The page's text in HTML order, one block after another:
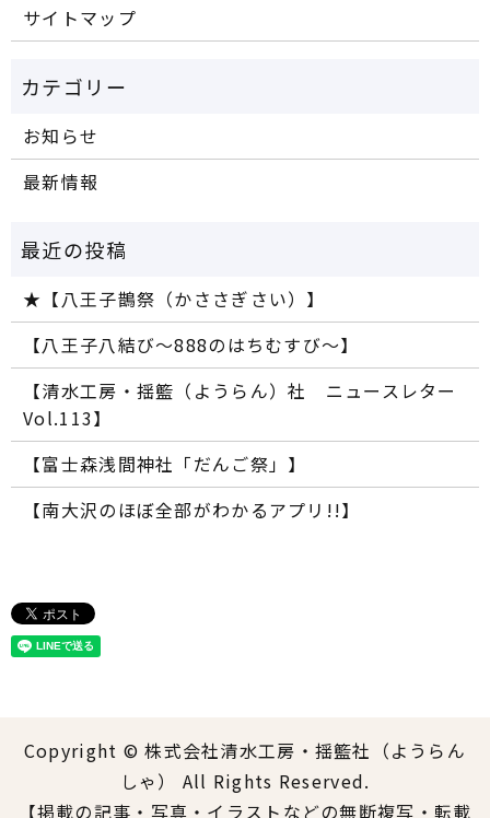
サイトマップ
お知らせ
最新情報
★【八王子鵲祭（かささぎさい）】
【八王子八結び～888のはちむすび～】
【清水工房・揺籃（ようらん）社 ニュースレター
Vol.113】
【富士森浅間神社「だんご祭」】
【南大沢のほぼ全部がわかるアプリ!!】
Copyright © 株式会社清水工房・揺籃社（ようらん
しゃ） All Rights Reserved.
【掲載の記事・写真・イラストなどの無断複写・転載